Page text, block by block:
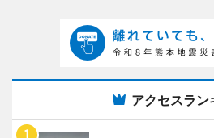
アクセスラン